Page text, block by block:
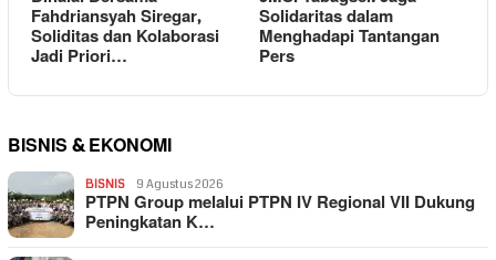
Fahdriansyah Siregar,
Soliditas dan Kolaborasi
Jadi Priori…
Solidaritas dalam
Menghadapi Tantangan
Pers
BISNIS & EKONOMI
BISNIS 9 Agustus 2026
PTPN Group melalui PTPN IV Regional VII Dukung
Peningkatan K…